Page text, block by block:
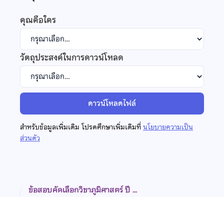
คุณคือใคร
วัตถุประสงค์ในการดาวน์โหลด
ดาวน์โหลดไฟล์
สำหรับข้อมูลเพิ่มเติม โปรดศึกษาเพิ่มเติมที่นโยบายความเป็น
ส่วนตัว
ข้อสอบคัดเลือกวิชาภูมิศาสตร์ ปี …